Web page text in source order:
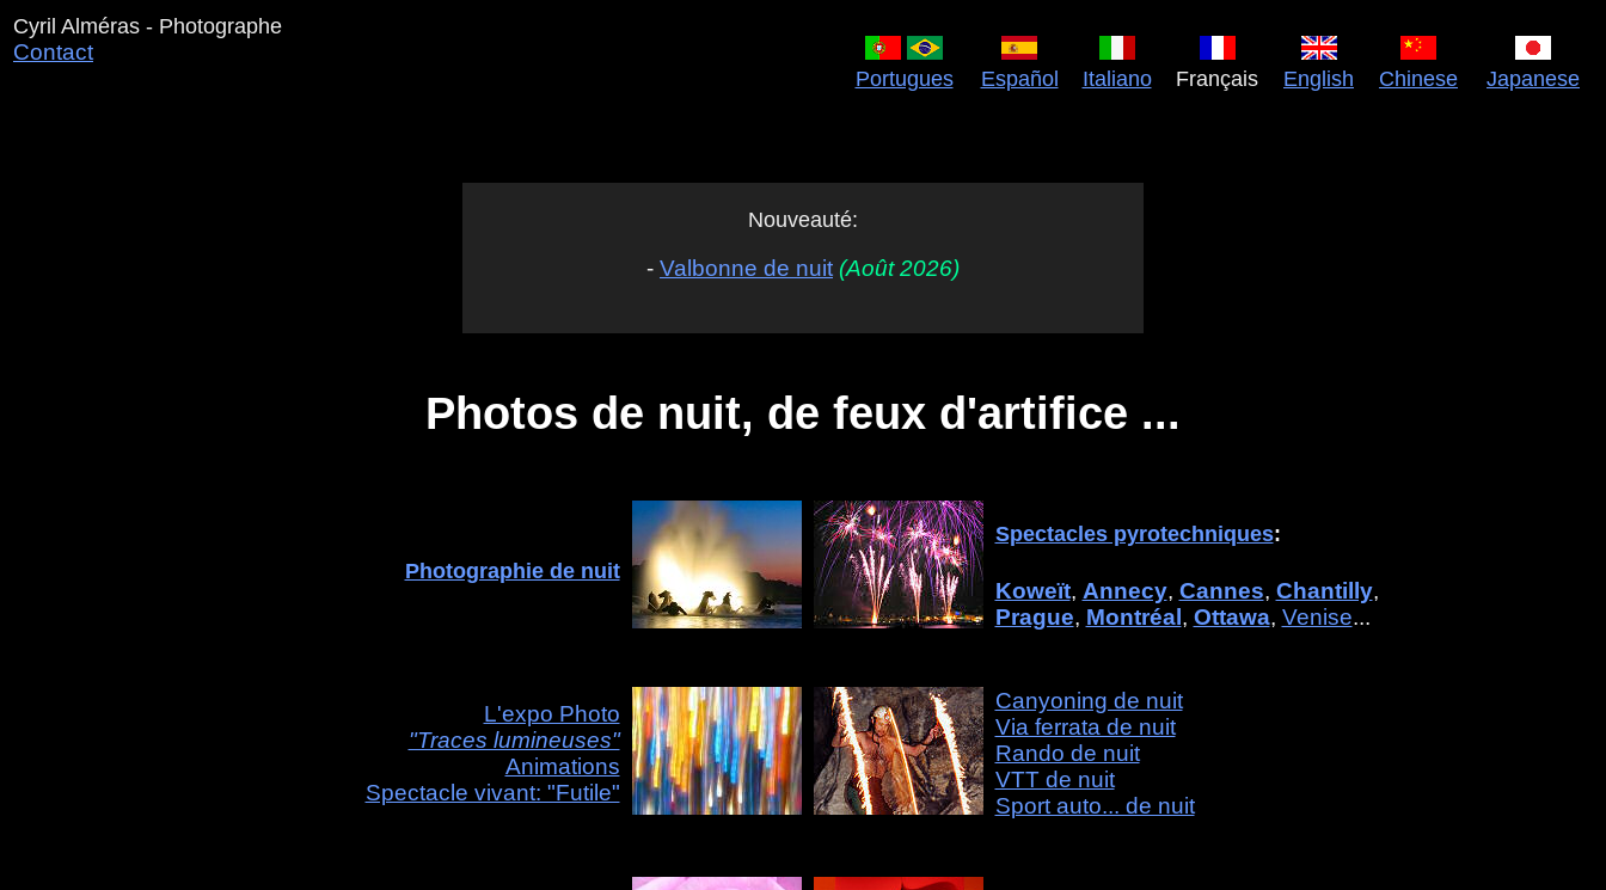
Cyril Alméras - Photographe
Contact
Portugues
Español Italiano Français English Chinese Japanese
Nouveauté:
- Valbonne de nuit (Août 2026)
Photos de nuit, de feux d'artifice ...
Photographie de nuit
Spectacles pyrotechniques:
Koweït, Annecy, Cannes, Chantilly,
Prague, Montréal, Ottawa, Venise...
L'expo Photo
"Traces lumineuses"
Animations
Spectacle vivant: "Futile"
Canyoning de nuit
Via ferrata de nuit
Rando de nuit
VTT de nuit
Sport auto... de nuit